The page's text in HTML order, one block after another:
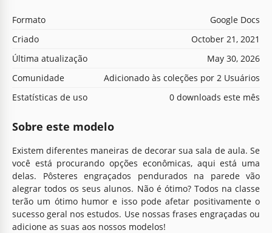
Formato
Google Docs
Criado
October 21, 2021
Última atualização
May 30, 2026
Comunidade
Adicionado às coleções por 2 Usuários
Estatísticas de uso
0 downloads este mês
Sobre este modelo
Existem diferentes maneiras de decorar sua sala de aula. Se
você está procurando opções econômicas, aqui está uma
delas. Pôsteres engraçados pendurados na parede vão
alegrar todos os seus alunos. Não é ótimo? Todos na classe
terão um ótimo humor e isso pode afetar positivamente o
sucesso geral nos estudos. Use nossas frases engraçadas ou
adicione as suas aos nossos modelos!